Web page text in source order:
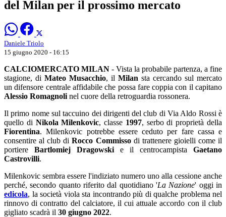
del Milan per il prossimo mercato
Daniele Triolo
15 giugno 2020 - 16:15
CALCIOMERCATO MILAN - Vista la probabile partenza, a fine
stagione, di Mateo Musacchio, il Milan sta cercando sul mercato
un difensore centrale affidabile che possa fare coppia con il capitano
Alessio Romagnoli nel cuore della retroguardia rossonera.
Il primo nome sul taccuino dei dirigenti del club di Via Aldo Rossi è
quello di Nikola Milenkovic, classe 1997, serbo di proprietà della
Fiorentina. Milenkovic potrebbe essere ceduto per fare cassa e
consentire al club diRocco Commissodi trattenere gioielli come il
portiere Bartlomiej Dragowski e il centrocampista Gaetano
Castrovilli.
Milenkovic sembra essere l'indiziato numero uno alla cessione anche
perché, secondo quanto riferito dal quotidiano 'La Nazione' oggi in
edicola, la società viola sta incontrando più di qualche problema nel
rinnovo di contratto del calciatore, il cui attuale accordo con il club
gigliato scadrà il 30 giugno 2022.